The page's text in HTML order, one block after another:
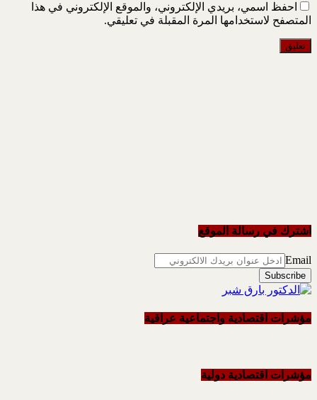
احفظ اسمي، بريدي الإلكتروني، والموقع الإلكتروني في هذا
المتصفح لاستخدامها المرة المقبلة في تعليقي.
اشترك في رسالة الموقع
Email
مؤشرات اقتصادية واجتماعية عراقية
مؤشرات اقتصادية دولية